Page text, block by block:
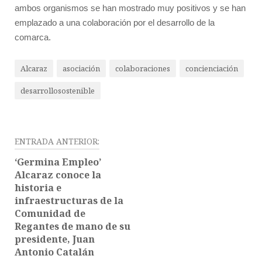
ambos organismos se han mostrado muy positivos y se han
emplazado a una colaboración por el desarrollo de la
comarca.
Alcaraz asociación colaboraciones concienciación
desarrollosostenible
Navegación
de
entradas
ENTRADA ANTERIOR:
‘Germina Empleo’
Alcaraz conoce la
historia e
infraestructuras de la
Comunidad de
Regantes de mano de su
presidente, Juan
Antonio Catalán